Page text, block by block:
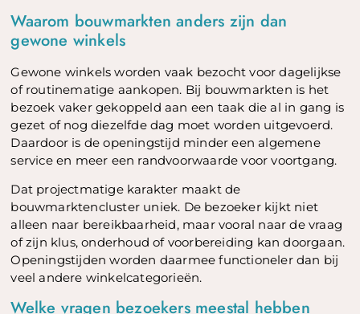
Waarom bouwmarkten anders zijn dan
gewone winkels
Gewone winkels worden vaak bezocht voor dagelijkse
of routinematige aankopen. Bij bouwmarkten is het
bezoek vaker gekoppeld aan een taak die al in gang is
gezet of nog diezelfde dag moet worden uitgevoerd.
Daardoor is de openingstijd minder een algemene
service en meer een randvoorwaarde voor voortgang.
Dat projectmatige karakter maakt de
bouwmarktencluster uniek. De bezoeker kijkt niet
alleen naar bereikbaarheid, maar vooral naar de vraag
of zijn klus, onderhoud of voorbereiding kan doorgaan.
Openingstijden worden daarmee functioneler dan bij
veel andere winkelcategorieën.
Welke vragen bezoekers meestal hebben